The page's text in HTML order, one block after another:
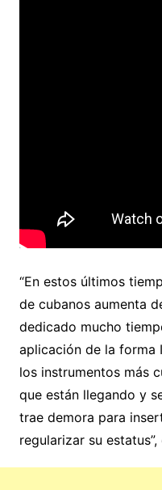
“En estos últimos
de cubanos aumenta
dedicado mucho
aplicación de la forma
los instrumentos más
que están llegando y
trae demora para
regularizar su